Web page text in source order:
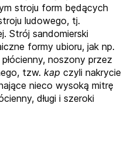
stroju form będących
ludowego, tj.
Strój sandomierski
formy ubioru, jak np.
płócienny, noszony przez
tzw. kap czyli nakrycie
nieco wysoką mitrę
długi i szeroki